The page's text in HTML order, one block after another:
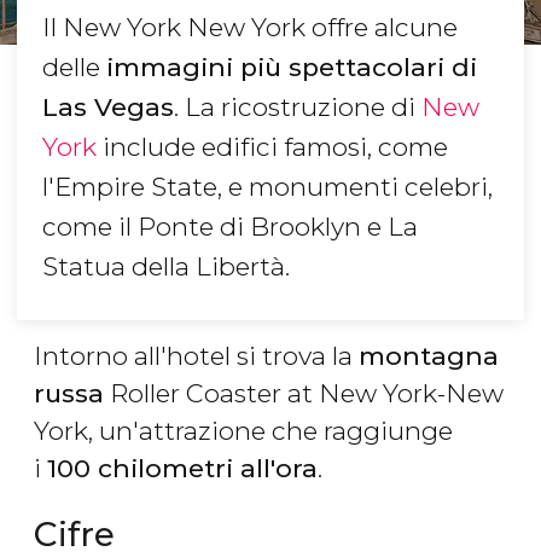
Il New York New York offre alcune
delle immagini più spettacolari di
Las Vegas. La ricostruzione di New
York include edifici famosi, come
l'Empire State, e monumenti celebri,
come il Ponte di Brooklyn e La
Statua della Libertà.
Intorno all'hotel si trova la montagna
russa Roller Coaster at New York-New
York, un'attrazione che raggiunge
i 100 chilometri all'ora.
Cifre